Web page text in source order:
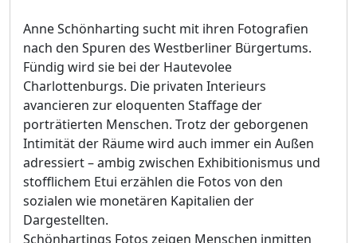
Anne Schönharting sucht mit ihren Fotografien
nach den Spuren des Westberliner Bürgertums.
Fündig wird sie bei der Hautevolee
Charlottenburgs. Die privaten Interieurs
avancieren zur eloquenten Staffage der
porträtierten Menschen. Trotz der geborgenen
Intimität der Räume wird auch immer ein Außen
adressiert – ambig zwischen Exhibitionismus und
stofflichem Etui erzählen die Fotos von den
sozialen wie monetären Kapitalien der
Dargestellten.
Schönhartings Fotos zeigen Menschen inmitten